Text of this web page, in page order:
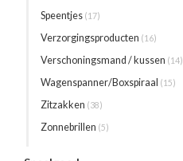
Speentjes (17)
Verzorgingsproducten (16)
Verschoningsmand / kussen (14)
Wagenspanner/Boxspiraal (15)
Zitzakken (38)
Zonnebrillen (5)